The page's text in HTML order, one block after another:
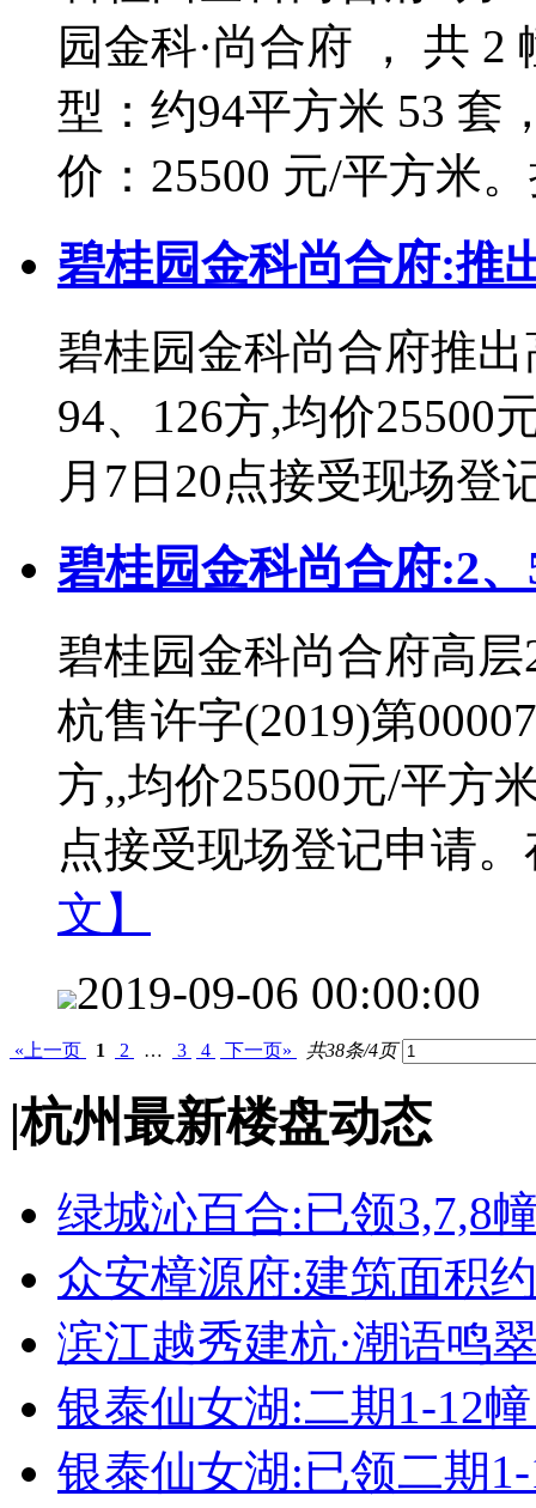
园金科·尚合府 ， 共 2
型：约94平方米 53 套
价：25500 元/平方米
碧桂园金科尚合府:推
碧桂园金科尚合府推
94、126方,均价25500
月7日20点接受现场登
碧桂园金科尚合府:2
碧桂园金科尚合府高
杭售许字(2019)第
方,,均价25500元/平方
点接受现场登记申请
文】
2019-09-06 00:00:00
«上一页 1 2 … 3 4 下一页» 共38条/4页
|杭州最新楼盘动态
绿城沁百合:已领3,7,8
众安樟源府:建筑面积
滨江越秀建杭·潮语鸣
银泰仙女湖:二期1-12
银泰仙女湖:已领二期